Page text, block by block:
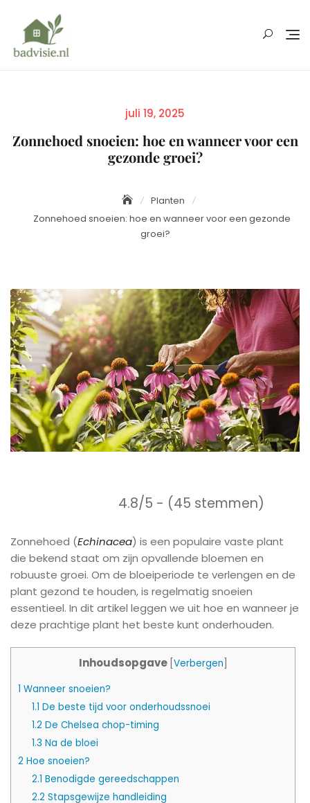
content
Posted
juli 19, 2025
Zonnehoed snoeien: hoe en wanneer voor een
gezonde groei?
Planten
Zonnehoed snoeien: hoe en wanneer voor een gezonde
groei?
4.8/5 - (45 stemmen)
Zonnehoed (Echinacea) is een populaire vaste plant
die bekend staat om zijn opvallende bloemen en
robuuste groei. Om de bloeiperiode te verlengen en de
plant gezond te houden, is regelmatig snoeien
essentieel. In dit artikel leggen we uit hoe en wanneer je
deze prachtige plant het beste kunt onderhouden.
Inhoudsopgave Verbergen
1 Wanneer snoeien?
1.1 De beste tijd voor onderhoudssnoei
1.2 De Chelsea chop-timing
1.3 Na de bloei
2 Hoe snoeien?
2.1 Benodigde gereedschappen
2.2 Stapsgewijze handleiding